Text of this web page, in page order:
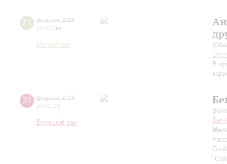
21 февраля 2025
19:00 Пт
Малый зал
В
22 февраля 2025
20:00 Сб
Большой зал
Go